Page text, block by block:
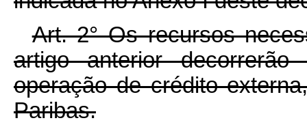
Art. 2° Os recursos
artigo anterior
operação de crédito
Paribas.